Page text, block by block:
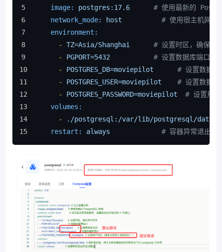
image:
postgres:17.6
# 使用最新的
network_mode:
host
# 使用宿主机网络
environment:
-
TZ=Asia/Shanghai
# 设置时区，确保时
-
PGPORT=5432
# 设置数据库端口
-
POSTGRES_DB=moviepilot
# 设置数据库
-
POSTGRES_USER=moviepilot
# 设置数据库
-
POSTGRES_PASSWORD=moviepilot
# 设置用户
volumes:
-
./postgresql:/var/lib/postgresql/data
restart:
always # 容器异常退出时